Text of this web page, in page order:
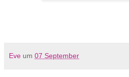
Eve um 07 September